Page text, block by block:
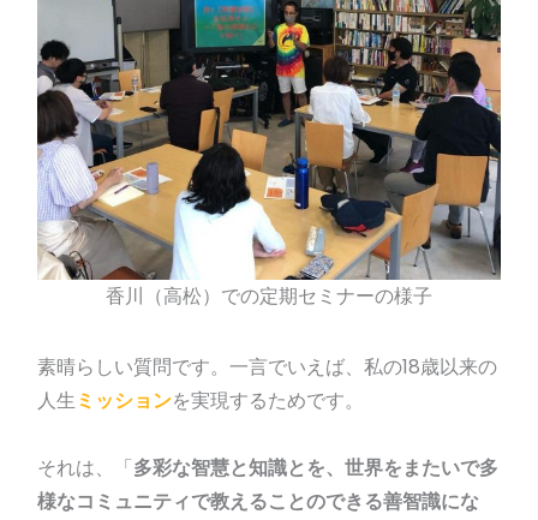
香川（高松）での定期セミナーの様子
素晴らしい質問です。一言でいえば、私の18歳以来の
人生ミッションを実現するためです。
それは、「多彩な智慧と知識とを、世界をまたいで多
様なコミュニティで教えることのできる善智識にな